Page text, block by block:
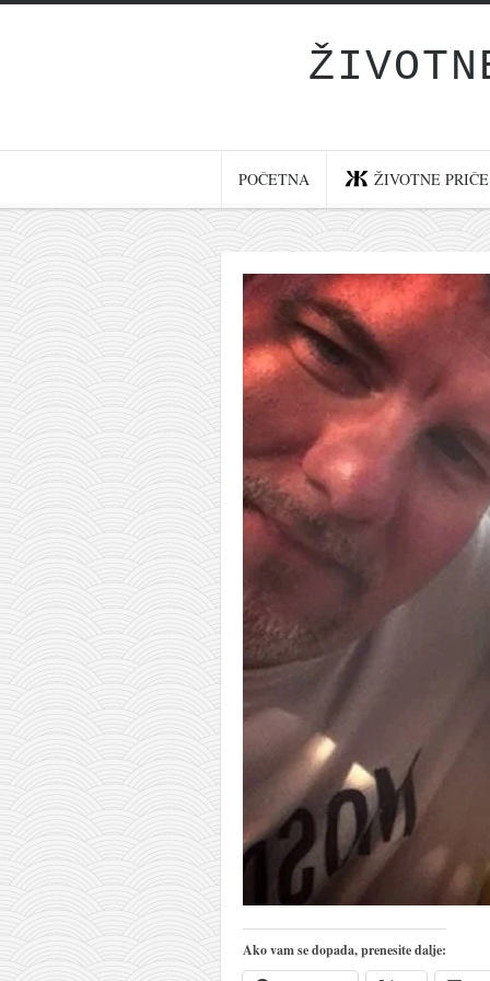
POČETNA ŽIVOTNE PRIČE
internet poslovanje
ishranom do zdravlja
moj haiku
momenti i mesta
bonus sadržaj
Svetlopis
zakonopravilo
duhovni otac
pravoslavlje
zabranjena istorija
ćirilica
porodične priče
umesto tvitera
kalendar srpski
azbuki i knjige
Okinava karate
najnovije na blogu
moje beleške
istorija karatea
bubishi
karate
kihon
Ako vam se dopada, prenesite dalje: